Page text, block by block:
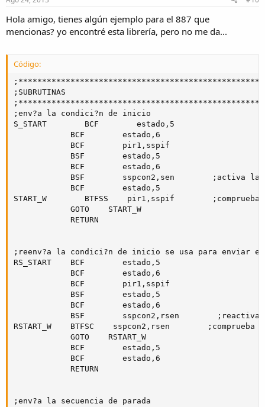
Hola amigo, tienes algún ejemplo para el 887 que
mencionas? yo encontré esta librería, pero no me da...
Código:
;SUBRUTINAS
;env?a la condici?n de inicio
S_START        BCF        estado,5
            BCF        estado,6
            BCF        pir1,sspif
            BSF        estado,5
            BCF        estado,6
BSF        sspcon2,sen        ;activa la
            BCF        estado,5
START_W        BTFSS    pir1,sspif        ;comprueba
            GOTO    START_W
            RETURN
;reenv?a la condici?n de inicio se usa para enviar
RS_START    BCF        estado,5
            BCF        estado,6
            BCF        pir1,sspif
            BSF        estado,5
            BCF        estado,6
BSF        sspcon2,rsen        ;reactiva
RSTART_W    BTFSC    sspcon2,rsen        ;comprueba
            GOTO    RSTART_W
            BCF        estado,5
            BCF        estado,6
            RETURN
;env?a la secuencia de parada